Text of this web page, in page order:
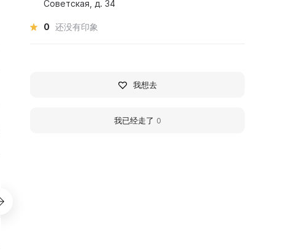
Советская, д. 34
0 还没有印象
我想去
我已经走了 0